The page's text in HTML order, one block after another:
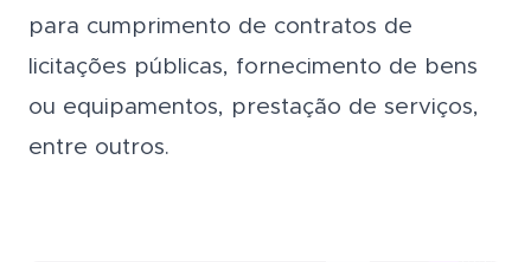
para cumprimento de contratos de
licitações públicas, fornecimento de bens
ou equipamentos, prestação de serviços,
entre outros.